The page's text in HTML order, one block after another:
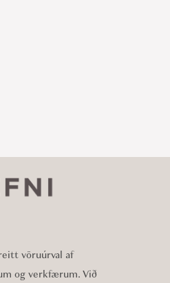
vöruúrval af
og verkfærum. Við